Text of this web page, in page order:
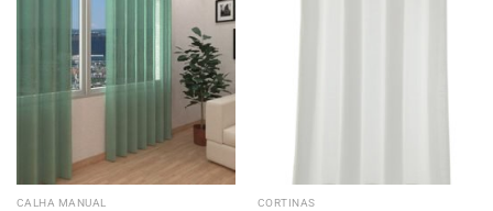
CALHA MANUAL CORTINAS